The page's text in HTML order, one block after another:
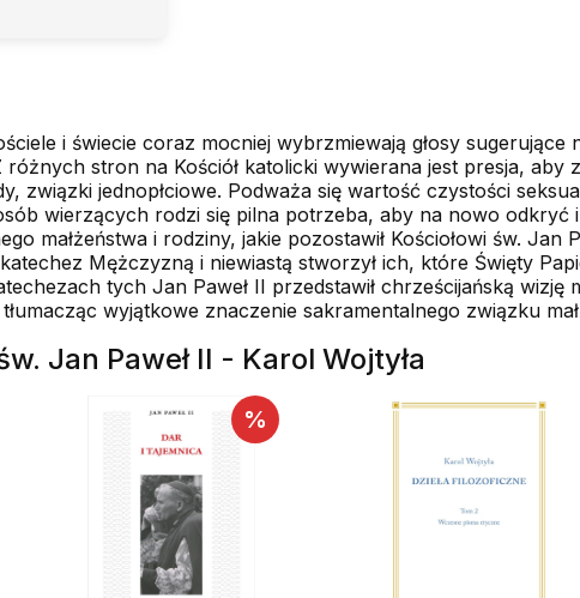
i świecie coraz mocniej wybrzmiewają głosy
różnych stron na Kościół katolicki wywierana jest presja,
związki jednopłciowe. Podważa się wartość czystości
wierzących rodzi się pilna potrzeba, aby na nowo
małżeństwa i rodziny, jakie pozostawił Kościołowi św. Jan
Mężczyzną i niewiastą stworzył ich, które Święty
tych Jan Paweł II przedstawił chrześcijańską
tłumacząc wyjątkowe znaczenie sakramentalnego związku
Jan Paweł II - Karol Wojtyła
%